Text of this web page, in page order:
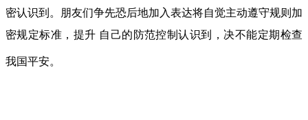
密认识到。朋友们争先恐后地加入表达将自觉主动遵守规则加
密规定标准，提升 自己的防范控制认识到，决不能定期检查
我国平安。